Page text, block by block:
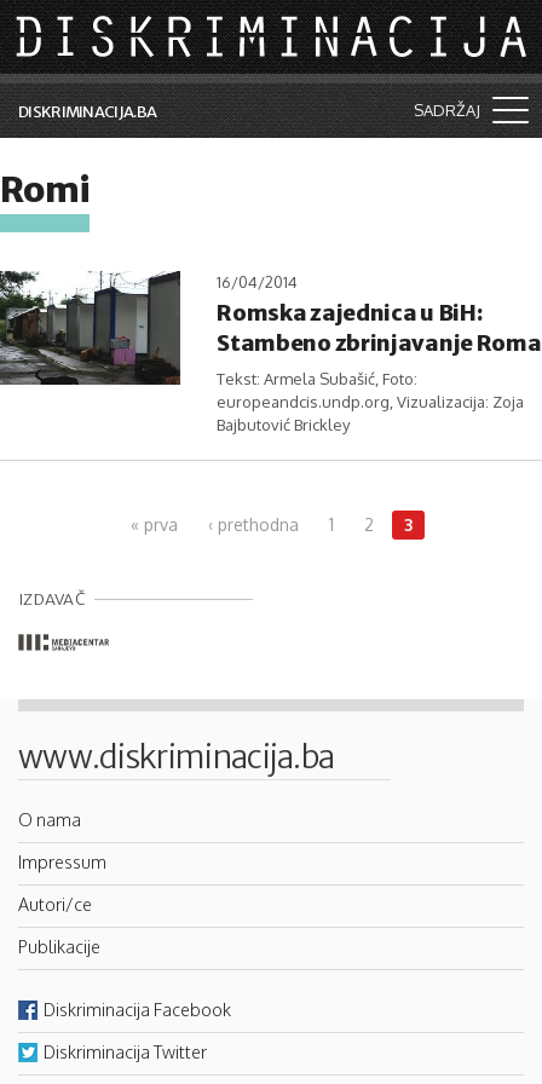
Skip to main content
DISKRIMINACIJA.BA SADRŽAJ
Vijesti i događaji
Kolumne
Lične priče
Saradnja sa medijima
Pretraga
Romi
16/04/2014
Romska zajednica u BiH:
Stambeno zbrinjavanje Roma
Tekst: Armela Subašić, Foto:
europeandcis.undp.org, Vizualizacija: Zoja
Bajbutović Brickley
« prva ‹ prethodna 1 2 3
IZDAVAČ
www.diskriminacija.ba
O nama
Impressum
Autori/ce
Publikacije
Diskriminacija Facebook
Diskriminacija Twitter